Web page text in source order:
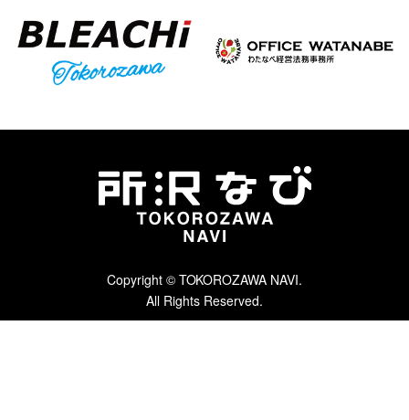
Copyright © TOKOROZAWA NAVI.
All Rights Reserved.